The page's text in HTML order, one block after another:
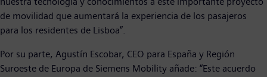
de movilidad que aumentará la experiencia de los pasajeros
para los residentes de Lisboa”.
Por su parte, Agustín Escobar, CEO para España y Región
Suroeste de Europa de Siemens Mobility añade: “Este acuerdo